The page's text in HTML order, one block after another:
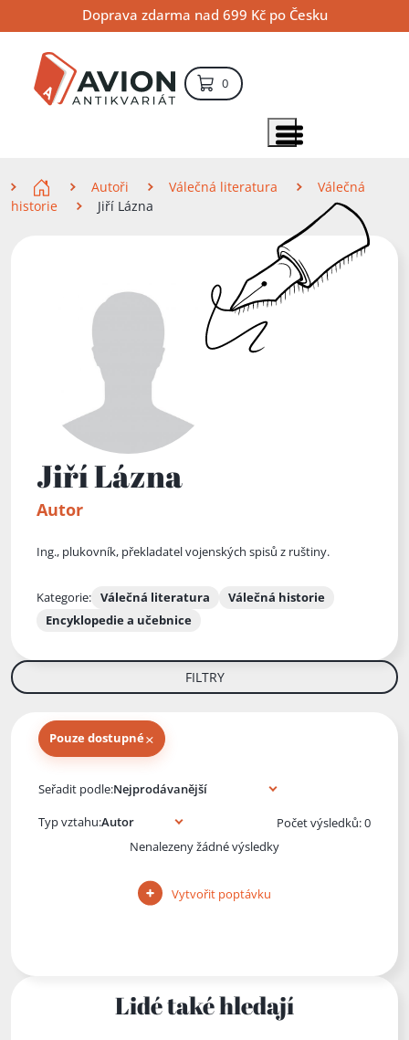
na
obsah
na
navigaci
na
vyhledávání
Doprava zdarma nad 699 Kč po Česku
0položek – košík
Zobrazit položky menu
Autoři Válečná literatura
Válečná
historie
Jiří Lázna
Jiří Lázna
Autor
Ing., plukovník, překladatel vojenských spisů z ruštiny.
Kategorie: Válečná literatura
Válečná historie
Encyklopedie a učebnice
FILTRY
Pouze dostupné×
Seřadit podle:
Typ vztahu:
Počet výsledků: 0
Nenalezeny žádné výsledky
Vytvořit poptávku
Lidé také hledají